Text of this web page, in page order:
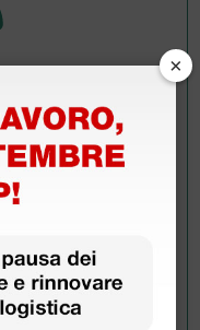
ulteriori
che hanno già
×